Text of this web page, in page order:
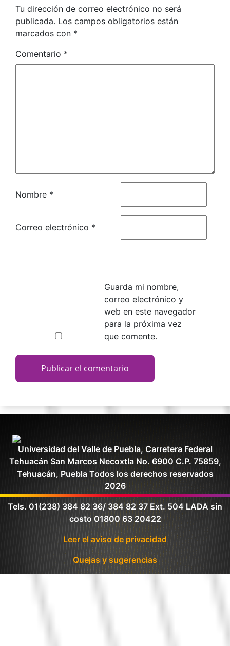
Tu dirección de correo electrónico no será
publicada. Los campos obligatorios están
marcados con *
Comentario *
Nombre *
Correo electrónico *
Guarda mi nombre,
correo electrónico y
web en este navegador
para la próxima vez
que comente.
Universidad del Valle de Puebla, Carretera Federal
Tehuacán San Marcos Necoxtla No. 6900 C.P. 75859,
Tehuacán, Puebla Todos los derechos reservados
2026
Tels. 01(238) 384 82 36/ 384 82 37 Ext. 504 LADA sin
costo 01800 63 20422
Leer el aviso de privacidad
Quejas y sugerencias